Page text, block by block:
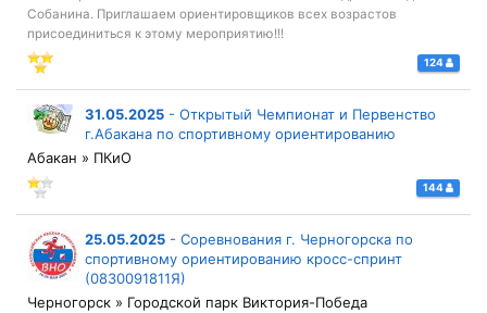
Собанина. Приглашаем ориентировщиков всех возрастов
присоединиться к этому мероприятию!!!
124
31.05.2025 - Открытый Чемпионат и Первенство
г.Абакана по спортивному ориентированию
Абакан » ПКиО
144
25.05.2025 - Соревнования г. Черногорска по
спортивному ориентированию кросс-спринт
(0830091811Я)
Черногорск » Городской парк Виктория-Победа